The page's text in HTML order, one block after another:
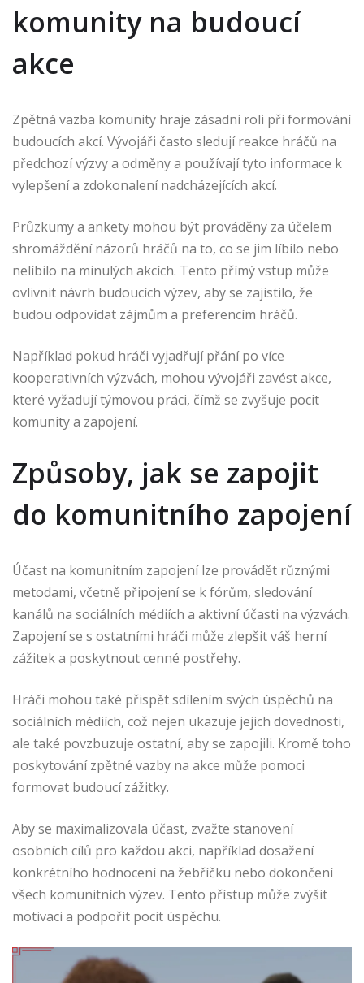
komunity na budoucí
akce
Zpětná vazba komunity hraje zásadní roli při formování
budoucích akcí. Vývojáři často sledují reakce hráčů na
předchozí výzvy a odměny a používají tyto informace k
vylepšení a zdokonalení nadcházejících akcí.
Průzkumy a ankety mohou být prováděny za účelem
shromáždění názorů hráčů na to, co se jim líbilo nebo
nelíbilo na minulých akcích. Tento přímý vstup může
ovlivnit návrh budoucích výzev, aby se zajistilo, že
budou odpovídat zájmům a preferencím hráčů.
Například pokud hráči vyjadřují přání po více
kooperativních výzvách, mohou vývojáři zavést akce,
které vyžadují týmovou práci, čímž se zvyšuje pocit
komunity a zapojení.
Způsoby, jak se zapojit
do komunitního zapojení
Účast na komunitním zapojení lze provádět různými
metodami, včetně připojení se k fórům, sledování
kanálů na sociálních médiích a aktivní účasti na výzvách.
Zapojení se s ostatními hráči může zlepšit váš herní
zážitek a poskytnout cenné postřehy.
Hráči mohou také přispět sdílením svých úspěchů na
sociálních médiích, což nejen ukazuje jejich dovednosti,
ale také povzbuzuje ostatní, aby se zapojili. Kromě toho
poskytování zpětné vazby na akce může pomoci
formovat budoucí zážitky.
Aby se maximalizovala účast, zvažte stanovení
osobních cílů pro každou akci, například dosažení
konkrétního hodnocení na žebříčku nebo dokončení
všech komunitních výzev. Tento přístup může zvýšit
motivaci a podpořit pocit úspěchu.